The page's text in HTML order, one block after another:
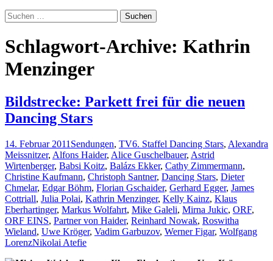
Suchen
nach:
Schlagwort-Archive: Kathrin
Menzinger
Bildstrecke: Parkett frei für die neuen
Dancing Stars
14. Februar 2011 Sendungen, TV6. Staffel Dancing Stars, Alexandra
Meissnitzer, Alfons Haider, Alice Guschelbauer, Astrid
Wirtenberger, Babsi Koitz, Balázs Ekker, Cathy Zimmermann,
Christine Kaufmann, Christoph Santner, Dancing Stars, Dieter
Chmelar, Edgar Böhm, Florian Gschaider, Gerhard Egger, James
Cottriall, Julia Polai, Kathrin Menzinger, Kelly Kainz, Klaus
Eberhartinger, Markus Wolfahrt, Mike Galeli, Mirna Jukic, ORF,
ORF EINS, Partner von Haider, Reinhard Nowak, Roswitha
Wieland, Uwe Kröger, Vadim Garbuzov, Werner Figar, Wolfgang
LorenzNikolai Atefie